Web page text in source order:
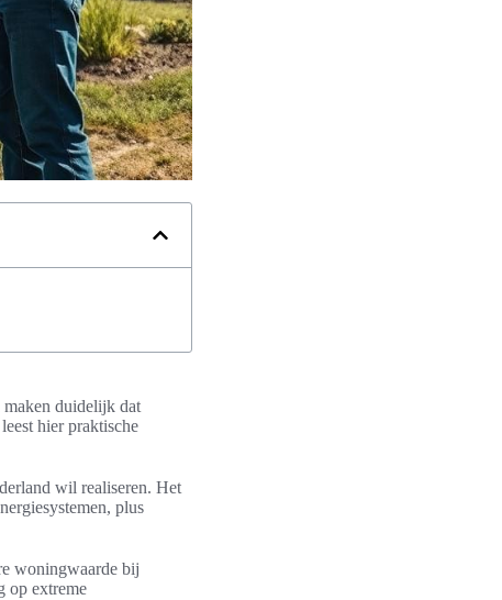
maken duidelijk dat
hier praktische
wil realiseren. Het
plus
woningwaarde bij
op extreme